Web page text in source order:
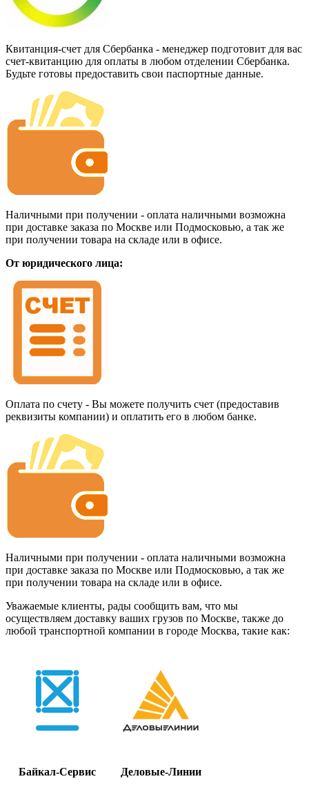
Квитанция-счет для Сбербанка - менеджер подготовит для вас
счет-квитанцию для оплаты в любом отделении Сбербанка.
Будьте готовы предоставить свои паспортные данные.
Наличными при получении - оплата наличными возможна
при доставке заказа по Москве или Подмосковью, а так же
при получении товара на складе или в офисе.
От юридического лица:
Оплата по счету - Вы можете получить счет (предоставив
реквизиты компании) и оплатить его в любом банке.
Наличными при получении - оплата наличными возможна
при доставке заказа по Москве или Подмосковью, а так же
при получении товара на складе или в офисе.
Уважаемые клиенты, рады сообщить вам, что мы
осуществляем доставку ваших грузов по Москве, также до
любой транспортной компании в городе Москва, такие как:
Байкал-Сервис Деловые-Линии